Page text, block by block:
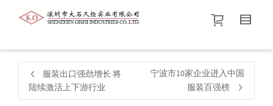
帮我查找新的衬衫尺码
价格介于
默认品牌.
服装出口强劲增长 将
陆续激活上下游行业
宁波市10家企业进入中国
服装百强榜